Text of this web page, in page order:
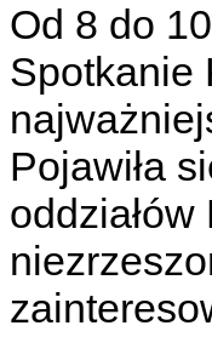
Od 8 do
Spotkanie
Pojawiła